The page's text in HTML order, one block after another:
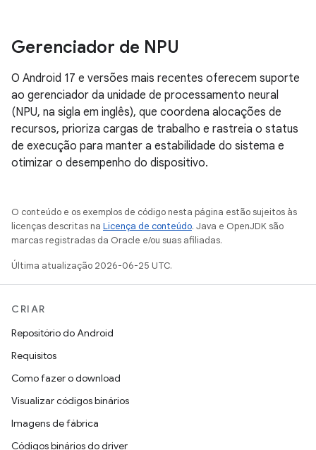
Gerenciador de NPU
O Android 17 e versões mais recentes oferecem suporte
ao gerenciador da unidade de processamento neural
(NPU, na sigla em inglês), que coordena alocações de
recursos, prioriza cargas de trabalho e rastreia o status
de execução para manter a estabilidade do sistema e
otimizar o desempenho do dispositivo.
O conteúdo e os exemplos de código nesta página estão sujeitos às
licenças descritas na Licença de conteúdo. Java e OpenJDK são
marcas registradas da Oracle e/ou suas afiliadas.
Última atualização 2026-06-25 UTC.
CRIAR
Repositório do Android
Requisitos
Como fazer o download
Visualizar códigos binários
Imagens de fábrica
Códigos binários do driver